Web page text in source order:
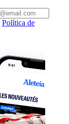
Política de